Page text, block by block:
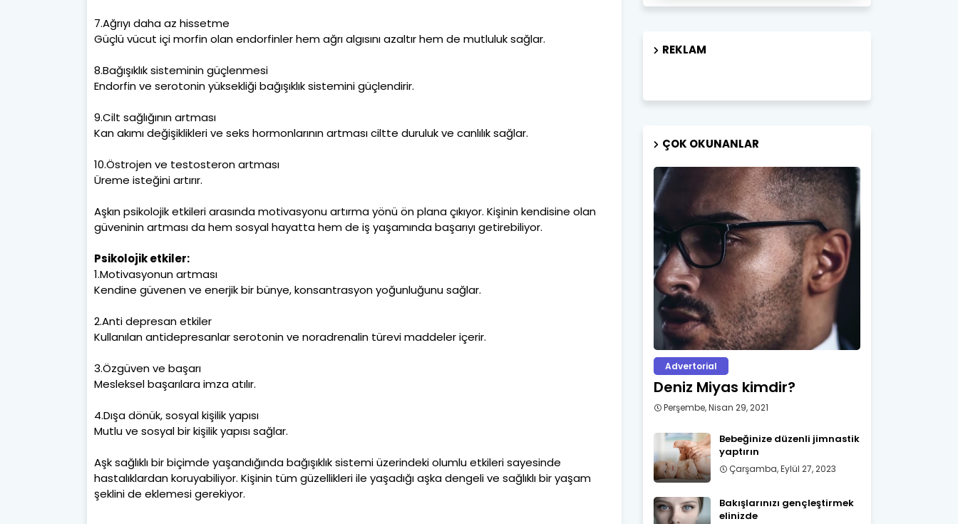
7.Ağrıyı daha az hissetme
Güçlü vücut içi morfin olan endorfinler hem ağrı algısını azaltır hem de mutluluk sağlar.
8.Bağışıklık sisteminin güçlenmesi
Endorfin ve serotonin yüksekliği bağışıklık sistemini güçlendirir.
9.Cilt sağlığının artması
Kan akımı değişiklikleri ve seks hormonlarının artması ciltte duruluk ve canlılık sağlar.
10.Östrojen ve testosteron artması
Üreme isteğini artırır.
Aşkın psikolojik etkileri arasında motivasyonu artırma yönü ön plana çıkıyor. Kişinin kendisine olan
güveninin artması da hem sosyal hayatta hem de iş yaşamında başarıyı getirebiliyor.
Psikolojik etkiler:
1.Motivasyonun artması
Kendine güvenen ve enerjik bir bünye, konsantrasyon yoğunluğunu sağlar.
2.Anti depresan etkiler
Kullanılan antidepresanlar serotonin ve noradrenalin türevi maddeler içerir.
3.Özgüven ve başarı
Mesleksel başarılara imza atılır.
4.Dışa dönük, sosyal kişilik yapısı
Mutlu ve sosyal bir kişilik yapısı sağlar.
Aşk sağlıklı bir biçimde yaşandığında bağışıklık sistemi üzerindeki olumlu etkileri sayesinde
hastalıklardan koruyabiliyor. Kişinin tüm güzellikleri ile yaşadığı aşka dengeli ve sağlıklı bir yaşam
şeklini de eklemesi gerekiyor.
REKLAM
ÇOK OKUNANLAR
Advertorial
Deniz Miyas kimdir?
Perşembe, Nisan 29, 2021
Bebeğinize düzenli jimnastik
yaptırın
Çarşamba, Eylül 27, 2023
Bakışlarınızı gençleştirmek
elinizde